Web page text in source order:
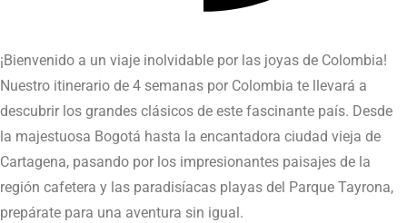
¡Bienvenido a un viaje inolvidable por las joyas de Colombia!
Nuestro itinerario de 4 semanas por Colombia te llevará a
descubrir los grandes clásicos de este fascinante país. Desde
la majestuosa Bogotá hasta la encantadora ciudad vieja de
Cartagena, pasando por los impresionantes paisajes de la
región cafetera y las paradisíacas playas del Parque Tayrona,
prepárate para una aventura sin igual.